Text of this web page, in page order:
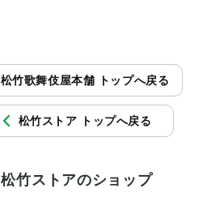
松竹歌舞伎屋本舗 トップへ戻る
松竹ストア トップへ戻る
松竹ストアのショップ